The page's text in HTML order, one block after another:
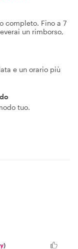
completo. Fino a 7
un rimborso,
e un orario più
tuo.
)